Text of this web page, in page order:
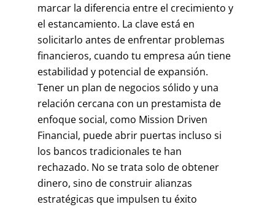
marcar la diferencia entre el crecimiento y
el estancamiento. La clave está en
solicitarlo antes de enfrentar problemas
financieros, cuando tu empresa aún tiene
estabilidad y potencial de expansión.
Tener un plan de negocios sólido y una
relación cercana con un prestamista de
enfoque social, como Mission Driven
Financial, puede abrir puertas incluso si
los bancos tradicionales te han
rechazado. No se trata solo de obtener
dinero, sino de construir alianzas
estratégicas que impulsen tu éxito